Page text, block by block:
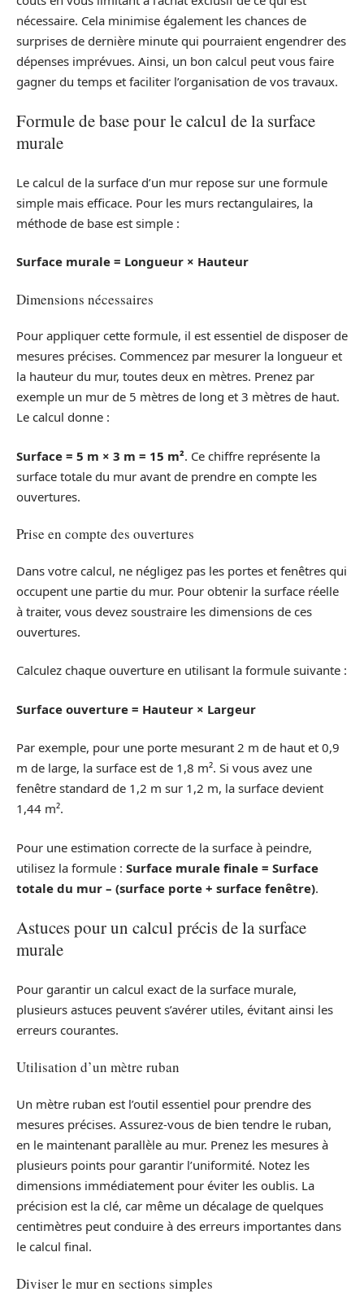
nécessaire. Cela minimise également les chances de
surprises de dernière minute qui pourraient engendrer des
dépenses imprévues. Ainsi, un bon calcul peut vous faire
gagner du temps et faciliter l’organisation de vos travaux.
Formule de base pour le calcul de la surface
murale
Le calcul de la surface d’un mur repose sur une formule
simple mais efficace. Pour les murs rectangulaires, la
méthode de base est simple :
Surface murale = Longueur × Hauteur
Dimensions nécessaires
Pour appliquer cette formule, il est essentiel de disposer de
mesures précises. Commencez par mesurer la longueur et
la hauteur du mur, toutes deux en mètres. Prenez par
exemple un mur de 5 mètres de long et 3 mètres de haut.
Le calcul donne :
Surface = 5 m × 3 m = 15 m². Ce chiffre représente la
surface totale du mur avant de prendre en compte les
ouvertures.
Prise en compte des ouvertures
Dans votre calcul, ne négligez pas les portes et fenêtres qui
occupent une partie du mur. Pour obtenir la surface réelle
à traiter, vous devez soustraire les dimensions de ces
ouvertures.
Calculez chaque ouverture en utilisant la formule suivante :
Surface ouverture = Hauteur × Largeur
Par exemple, pour une porte mesurant 2 m de haut et 0,9
m de large, la surface est de 1,8 m². Si vous avez une
fenêtre standard de 1,2 m sur 1,2 m, la surface devient
1,44 m².
Pour une estimation correcte de la surface à peindre,
utilisez la formule : Surface murale finale = Surface
totale du mur – (surface porte + surface fenêtre).
Astuces pour un calcul précis de la surface
murale
Pour garantir un calcul exact de la surface murale,
plusieurs astuces peuvent s’avérer utiles, évitant ainsi les
erreurs courantes.
Utilisation d’un mètre ruban
Un mètre ruban est l’outil essentiel pour prendre des
mesures précises. Assurez-vous de bien tendre le ruban,
en le maintenant parallèle au mur. Prenez les mesures à
plusieurs points pour garantir l’uniformité. Notez les
dimensions immédiatement pour éviter les oublis. La
précision est la clé, car même un décalage de quelques
centimètres peut conduire à des erreurs importantes dans
le calcul final.
Diviser le mur en sections simples